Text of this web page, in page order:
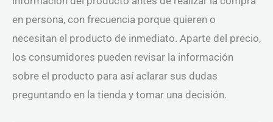
en persona, con frecuencia porque quieren o
necesitan el producto de inmediato. Aparte del precio,
los consumidores pueden revisar la información
sobre el producto para así aclarar sus dudas
preguntando en la tienda y tomar una decisión.